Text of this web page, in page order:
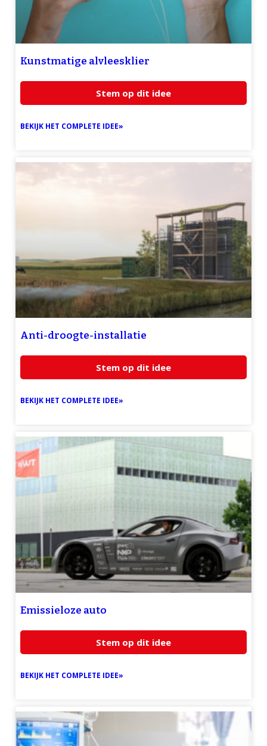
Kunstmatige alvleesklier
Stem op dit idee
BEKIJK HET COMPLETE IDEE»
Anti-droogte-installatie
Stem op dit idee
BEKIJK HET COMPLETE IDEE»
Emissieloze auto
Stem op dit idee
BEKIJK HET COMPLETE IDEE»